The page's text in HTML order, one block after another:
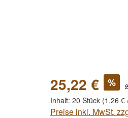
25,22 € %
Inhalt: 20 Stück (1,26 €
Preise inkl. MwSt.